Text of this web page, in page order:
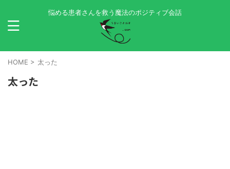
悩める患者さんを救う魔法のポジティブ会話
HOME > 太った
太った